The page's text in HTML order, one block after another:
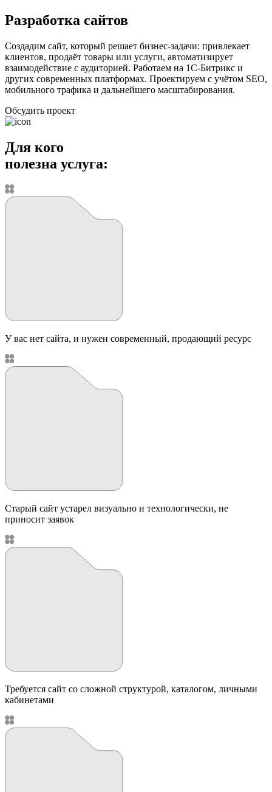
Разработка сайтов
Создадим сайт, который решает бизнес-задачи: привлекает
клиентов, продаёт товары или услуги, автоматизирует
взаимодействие с аудиторией. Работаем на 1С-Битрикс и
других современных платформах. Проектируем с учётом SEO,
мобильного трафика и дальнейшего масштабирования.
Обсудить проект
Для кого
полезна услуга:
У вас нет сайта, и нужен современный, продающий ресурс
Старый сайт устарел визуально и технологически, не
приносит заявок
Требуется сайт со сложной структурой, каталогом, личными
кабинетами